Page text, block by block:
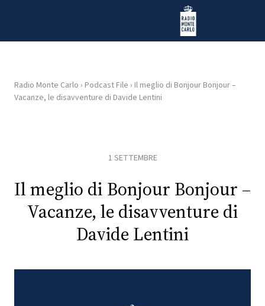
Radio Monte Carlo
HOME
RADIO
PLAYLIST
Radio Monte Carlo › Podcast File › Il meglio di Bonjour Bonjour –
Vacanze, le disavventure di Davide Lentini
1 SETTEMBRE
Il meglio di Bonjour Bonjour –
Vacanze, le disavventure di
Davide Lentini